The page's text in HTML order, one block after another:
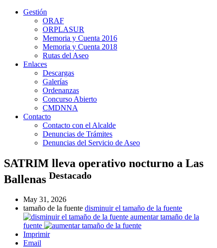
Gestión
ORAF
ORPLASUR
Memoria y Cuenta 2016
Memoria y Cuenta 2018
Rutas del Aseo
Enlaces
Descargas
Galerías
Ordenanzas
Concurso Abierto
CMDNNA
Contacto
Contacto con el Alcalde
Denuncias de Trámites
Denuncias del Servicio de Aseo
SATRIM lleva operativo nocturno a Las
Ballenas Destacado
May 31, 2026
tamaño de la fuente disminuir el tamaño de la fuente
aumentar tamaño de la
fuente
Imprimir
Email